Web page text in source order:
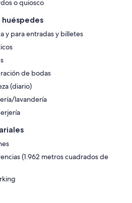
o quiosco
huéspedes
y para entradas y billetes
de bodas
(diario)
lavandería
(1.962 metros cuadrados de